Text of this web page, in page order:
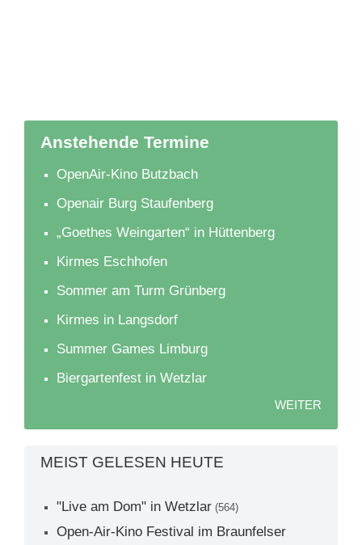
Anstehende Termine
OpenAir-Kino Butzbach
Openair Burg Staufenberg
„Goethes Weingarten“ in Hüttenberg
Kirmes Eschhofen
Sommer am Turm Grünberg
Kirmes in Langsdorf
Summer Games Limburg
Biergartenfest in Wetzlar
WEITER
MEIST GELESEN HEUTE
"Live am Dom" in Wetzlar (564)
Open-Air-Kino Festival im Braunfelser